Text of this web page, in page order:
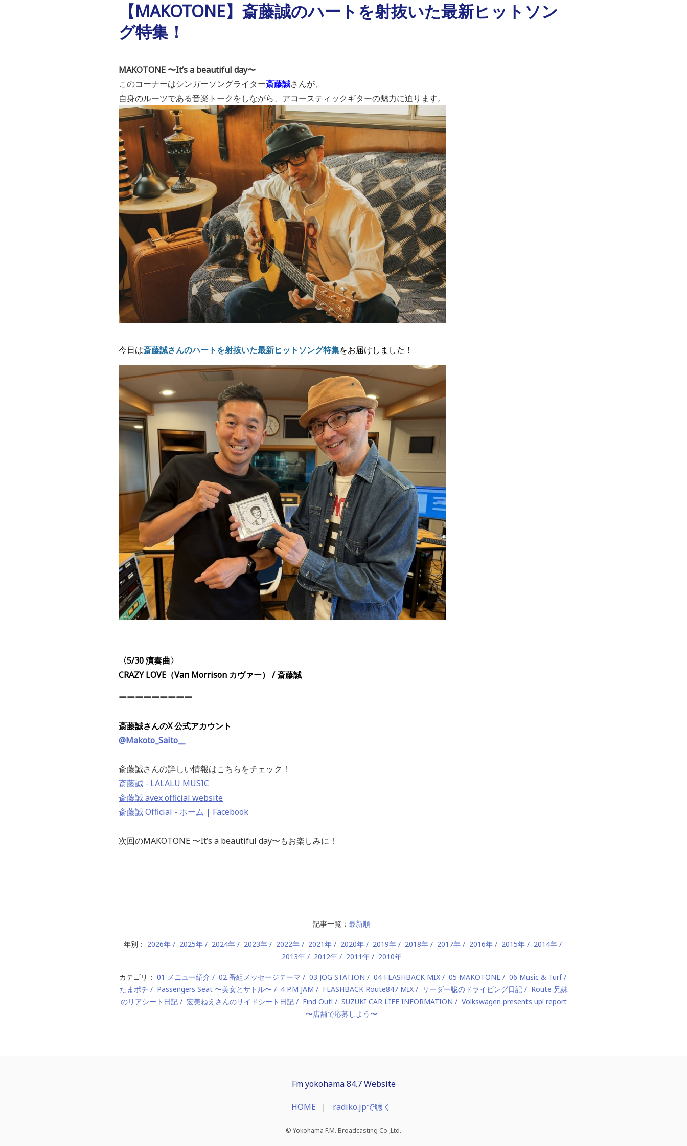
【MAKOTONE】斎藤誠のハートを射抜いた最新ヒットソン
グ特集！
MAKOTONE 〜It’s a beautiful day〜
このコーナーはシンガーソングライター斎藤誠さんが、
自身のルーツである音楽トークをしながら、アコースティックギターの魅力に迫ります。
今日は斎藤誠さんのハートを射抜いた最新ヒットソング特集をお届けしました！
〈5/30演奏曲〉
CRAZY LOVE （Van Morrison カヴァー） / 斎藤誠
ーーーーーーーーー
斎藤誠さんのX 公式アカウント
@Makoto_Saito__
斎藤誠さんの詳しい情報はこちらをチェック！
斎藤誠 - LALALU MUSIC
斎藤誠 avex official website
斎藤誠 Official - ホーム | Facebook
次回のMAKOTONE 〜It’s a beautiful day〜もお楽しみに！
記事一覧： 最新順
年別： 2026年 2025年 2024年 2023年 2022年 2021年 2020年 2019年 2018年 2017年 2016年 2015年
2014年
2013年
2012年 2011年 2010年
カテゴリ： 01 メニュー紹介 02 番組メッセージテーマ 03 JOG STATION 04 FLASHBACK MIX 05 MAKOTONE
06 Music & Turf
たまポチ
Passengers Seat 〜美女とサトル〜 4 P.M JAM FLASHBACK Route847 MIX リーダー聡のドライビング日記
Route 兄妹
のリアシート日記
宏美ねえさんのサイドシート日記 Find Out! SUZUKI CAR LIFE INFORMATION
Volkswagen presents up! report
〜店舗で応募しよう〜
Fm yokohama 84.7 Website
HOME radiko.jpで聴く
© Yokohama F.M. Broadcasting Co.,Ltd.